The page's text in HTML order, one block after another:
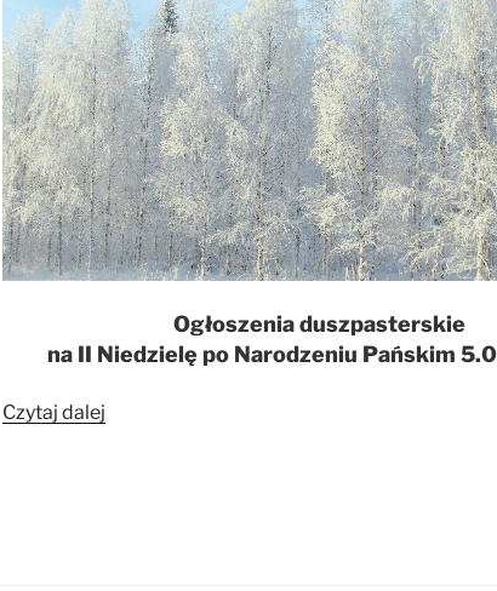
Ogłoszenia duszpasterskie
na II Niedzielę po Narodzeniu Pańskim
Czytaj dalej„Ogłoszenia